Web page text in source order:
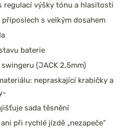
regulací výšky tónu a hlasitosti
s velkým dosahem
baterie
(JACK 2,5mm)
nepraskající krabičky a
sada těsnění
při rychlé jízdě „nezapeče”